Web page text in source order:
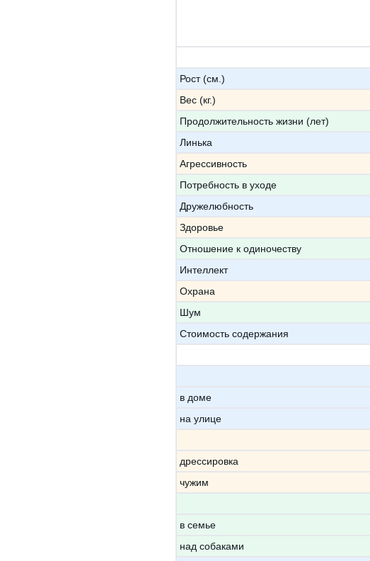
Рост (см.)
Вес (кг.)
Продолжительность жизни (лет)
Линька
Агрессивность
Потребность в уходе
Дружелюбность
Здоровье
Отношение к одиночеству
Интеллект
Охрана
Шум
Стоимость содержания
в доме
на улице
дрессировка
чужим
в семье
над собаками